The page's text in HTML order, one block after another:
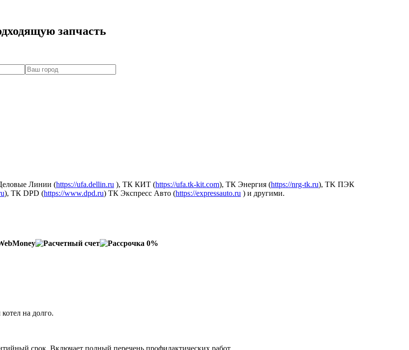
запчасть
Линии (https://ufa.dellin.ru ), ТК КИТ (https://ufa.tk-kit.com), ТК Энергия (https://nrg-tk.ru), ТK ПЭК
), ТК DPD (https://www.dpd.ru) ТК Экспресс Авто (https://expressauto.ru ) и другими.
на долго.
срок. Включает полный перечень профилактических работ.